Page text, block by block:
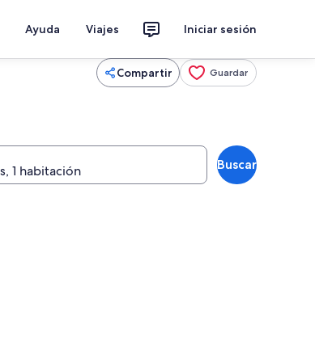
Ayuda Viajes Iniciar sesión
Compartir Guardar
Buscar